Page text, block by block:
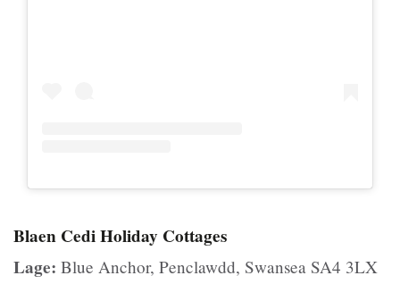
Blaen Cedi Holiday Cottages
Lage: Blue Anchor, Penclawdd, Swansea SA4 3LX